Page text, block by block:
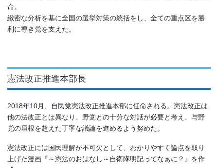
命。
緻密な分析を基に全国の選挙対策の統括をし、全ての重点区を勝
利に導き党を支えた。
憲法改正推進本部長
2018年10月、自民党憲法改正推進本部に任命される。憲法改正は
他の法改正とは異なり、野党との十分な対話が必要と考え、与野
党の垣根を超えた丁寧な議論を進めるよう努めた。
憲法改正には国民理解が不可欠として、わかりやすく論点を取り
上げた漫画『～憲法のおはなし～自衛隊明記ってなぁに？』を作